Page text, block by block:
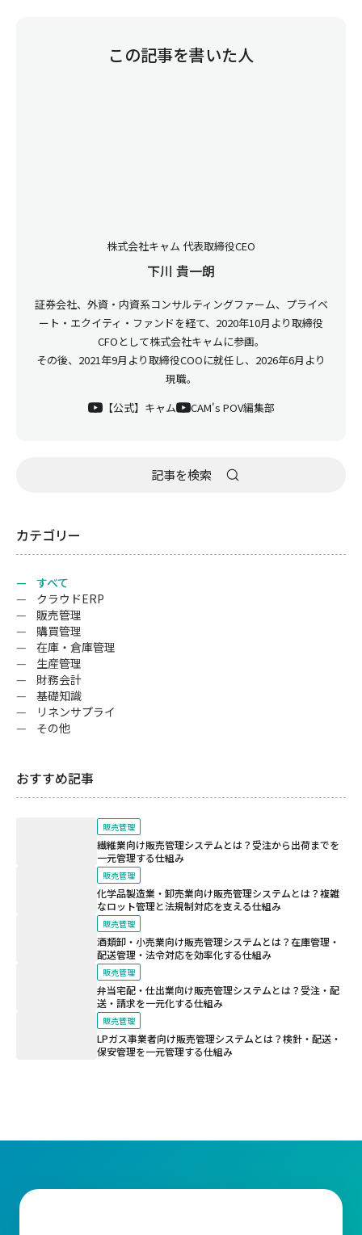
この記事を書いた人
株式会社キャム 代表取締役CEO
下川 貴一朗
証券会社、外資・内資系コンサルティングファーム、プライベ
ート・エクイティ・ファンドを経て、2020年10月より取締役
CFOとして株式会社キャムに参画。
その後、2021年9月より取締役COOに就任し、2026年6月より
現職。
【公式】キャム
CAM's POV編集部
カテゴリー
すべて
クラウドERP
販売管理
購買管理
在庫・倉庫管理
生産管理
財務会計
基礎知識
リネンサプライ
その他
おすすめ記事
販売管理
繊維業向け販売管理システムとは？受注から出荷までを
一元管理する仕組み
販売管理
化学品製造業・卸売業向け販売管理システムとは？複雑
なロット管理と法規制対応を支える仕組み
販売管理
酒類卸・小売業向け販売管理システムとは？在庫管理・
配送管理・法令対応を効率化する仕組み
販売管理
弁当宅配・仕出業向け販売管理システムとは？受注・配
送・請求を一元化する仕組み
販売管理
LPガス事業者向け販売管理システムとは？検針・配送・
保安管理を一元管理する仕組み